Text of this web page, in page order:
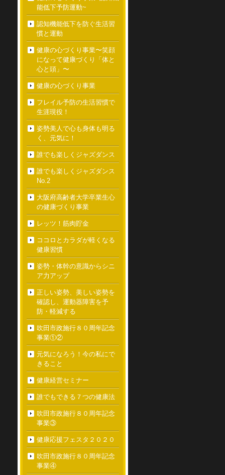
能低下予防運動~
認知機能低下を防ぐ生活習
慣と運動
健康の心づくり事業〜笑顔
になって健康づくり「体と
心と頭」〜
健康の心づくり事業
フレイル予防の生活習慣で
生涯現役！
姿勢美人で心も身体も明る
く、元気に！
誰でも楽しくジャズダンス
誰でも楽しくジャズダンス
No.2
大阪府高齢者大学卒業生心
の健康づくり事業
レッツ！筋肉貯金
ココロとカラダが軽くなる
健康習慣
姿勢・体幹の意識からシニ
ア力アップ
正しい姿勢、美しい姿勢を
確認し、運動器障害を予
防・軽減する
吹田市政施行８０周年記念
事業①②
元気になろう！今の私にで
きること
健康経営セミナー
誰でもできる７つの健康法
吹田市政施行８０周年記念
事業③
健康応援フェスタ２０２０
吹田市政施行８０周年記念
事業④